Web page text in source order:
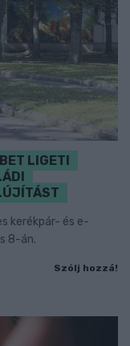
LIGETI
kerékpár- és e-
8-án.
Szólj hozzá!